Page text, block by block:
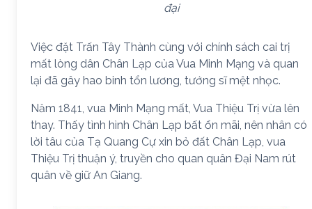
đại
Việc đặt Trấn Tây Thành cùng với chính sách cai trị
mất lòng dân Chân Lạp của Vua Minh Mạng và quan
lại đã gây hao binh tổn lương, tướng sĩ mệt nhọc.
Năm 1841, vua Minh Mạng mất, Vua Thiệu Trị vừa lên
thay. Thấy tình hình Chân Lạp bất ổn mãi, nên nhân có
lời tâu của Tạ Quang Cự xin bỏ đất Chân Lạp, vua
Thiệu Trị thuận ý, truyền cho quan quân Đại Nam rút
quân về giữ An Giang.